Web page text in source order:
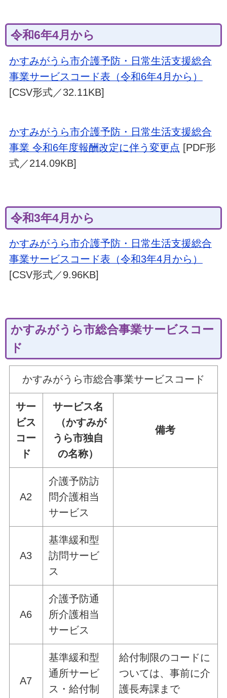
令和6年4月から
かすみがうら市介護予防・日常生活支援総合
事業サービスコード表（令和6年4月から）
[CSV形式／32.11KB]
かすみがうら市介護予防・日常生活支援総合
事業 令和6年度報酬改定に伴う変更点 [PDF形
式／214.09KB]
令和3年4月から
かすみがうら市介護予防・日常生活支援総合
事業サービスコード表（令和3年4月から）
[CSV形式／9.96KB]
かすみがうら市総合事業サービスコー
ド
かすみがうら市総合事業サービスコード
サー
ビス
コー
ド
サービス名
（かすみが
うら市独自
の名称）
備考
A2
介護予防訪
問介護相当
サービス
A3
基準緩和型
訪問サービ
ス
A6
介護予防通
所介護相当
サービス
A7
基準緩和型
通所サービ
ス・給付制
給付制限のコードに
ついては、事前に介
護長寿課まで